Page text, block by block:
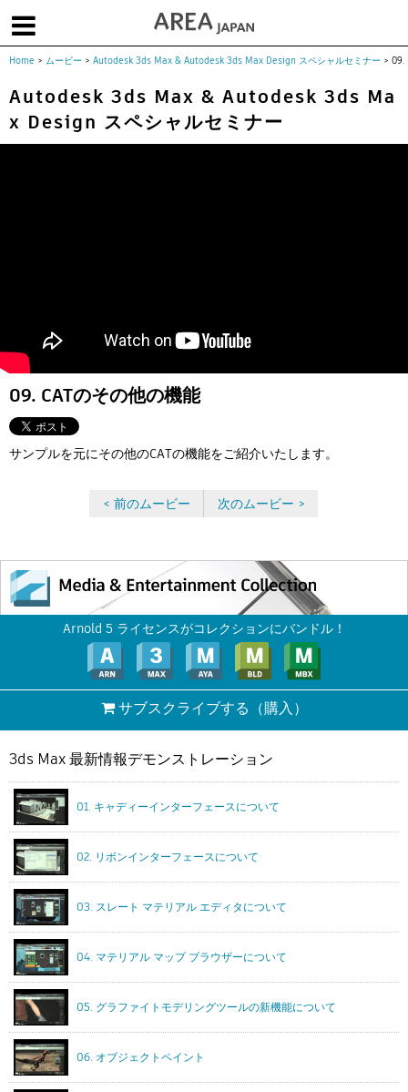
About us | フォーラム | お問合せ | メールマガジン
Flow Production Tracking（旧ShotGrid）
Flow Studio
Home > ムービー > Autodesk 3ds Max & Autodesk 3ds Max Design スペシャルセミナー > 09.
Autodesk 3ds Max & Autodesk 3ds Ma
x Design スペシャルセミナー
09. CATのその他の機能
サンプルを元にその他のCATの機能をご紹介いたします。
< 前のムービー 次のムービー >
Arnold 5 ライセンスがコレクションにバンドル！
サブスクライブする （購入）
3ds Max 最新情報デモンストレーション
01. キャディーインターフェースについて
02. リボンインターフェースについて
03. スレート マテリアル エディタについて
04. マテリアル マップ ブラウザーについて
05. グラファイトモデリングツールの新機能について
06. オブジェクトペイント